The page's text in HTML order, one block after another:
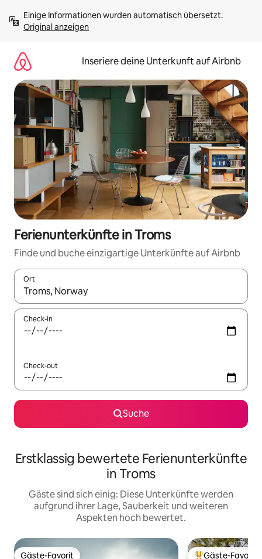
Inhalten
springenOriginal anzeigen
Inseriere deine Unterkunft auf Airbnb
Ferienunterkünfte in Troms
Finde und buche einzigartige Unterkünfte auf Airbnb
Ort
Wenn Ergebnisse verfügbar sind, navigiere mit den
Check-in
Check-out
Suche
Erstklassig bewertete Ferienunterkünfte
in Troms
Gäste sind sich einig: Diese Unterkünfte werden
aufgrund ihrer Lage, Sauberkeit und weiteren
Aspekten hoch bewertet.
Gäste-Favorit Gäste-Favorit